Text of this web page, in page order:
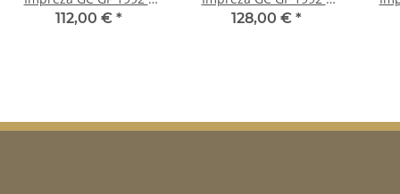
2000 links
112,00 € *
2000 rechts
128,00 € *